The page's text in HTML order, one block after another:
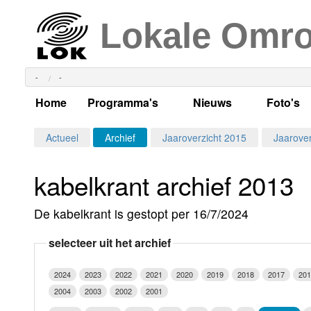
Lokale
- -
Home Programma's
Alle dagen
Per dag
Maandag
Luister LOK Live
Nieuws
Actueel Lokaal
Kabelkrant
Foto's
Actueel Archief Jaaroverzicht 2015
kabelkrant archief 2013
De kabelkrant is gestopt per 16/7/2024
selecteer uit het archief
2024 2023 2022 2021 2020 2019 2018 2017
2004
2003 2002
2001